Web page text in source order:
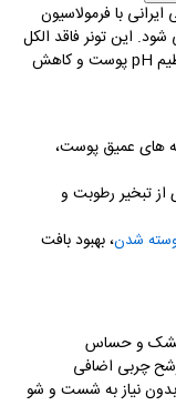
با فرمولاسیون
لیتر عرضه می‌ شود. این تونر فاقد الکل
pHپوست و کاهش
‌های عمیق پوست،
تبخیر رطوبت و
شدن، بهبود بافت
خشک و حساس
چربی اضافی
بدون نیاز به شست و شو